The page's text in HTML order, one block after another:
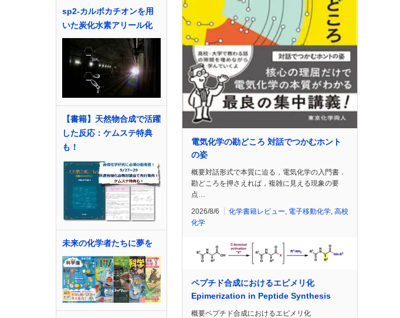
sp2-カルボカチオンを用
いた炭化水素アリール化
【書籍】天然物合成で活躍
した反応：ケムステ特典
も！
未来の化学者たちに夢を
電気化学の勘どころ 対話でつかむホント
の姿
概要対話形式で本質に迫る，電気化学の入門書．
勘どころを押さえれば，複雑に見える現象の要
点…
2026/8/6 化学書籍レビュー 電子移動化学 高校
化学
ペプチド合成におけるエピメリ化
Epimerization in Peptide Synthesis
概要ペプチド合成におけるエピメリ化